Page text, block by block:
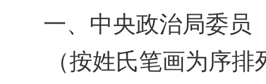
一、中央政治局委员
（按姓氏笔画为序排